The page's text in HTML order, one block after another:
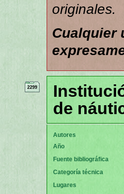
originales.
Cualquier
2299
de
Autores
Año
Fuente bibliográfica
Categoría técnica
Lugares